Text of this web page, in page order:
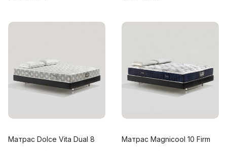
Матрас Dolce Vita Dual 8 Матрас Magnicool 10 Firm